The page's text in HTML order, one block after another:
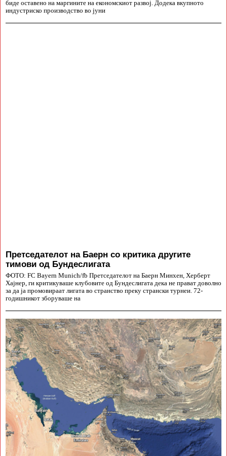
биде оставено на маргините на економскиот развој. Додека вкупното
индустриско производство во јуни
Претседателот на Баерн со критика другите
тимови од Бундеслигата
ФОТО: FC Bayern Munich/fb Претседателот на Баерн Минхен, Херберт
Хајнер, ги критикуваше клубовите од Бундеслигата дека не прават доволно
за да ја промовираат лигата во странство преку странски турнеи. 72-
годишникот зборуваше на